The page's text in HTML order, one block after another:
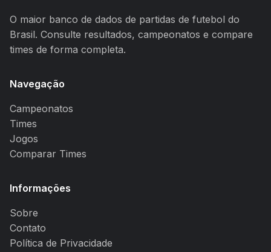
O maior banco de dados de partidas de futebol do
Brasil. Consulte resultados, campeonatos e compare
times de forma completa.
Navegação
Campeonatos
Times
Jogos
Comparar Times
Informações
Sobre
Contato
Política de Privacidade